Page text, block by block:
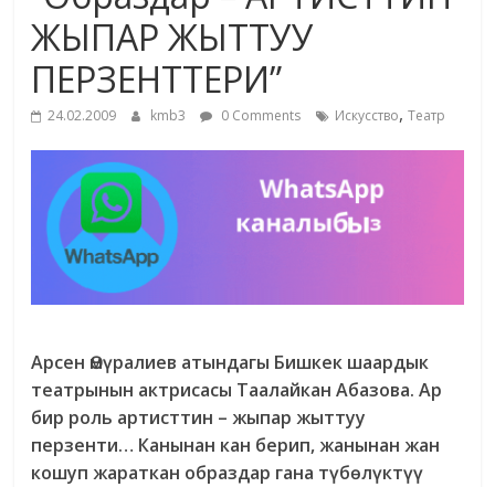
маданияты
жана
адабияты
ЖЫПАР ЖЫТТУУ
ПЕРЗЕНТТЕРИ”
24.02.2009 kmb3 0 Comments Искусство,Театр
Арсен Өмүралиев атындагы Бишкек шаардык
театрынын актрисасы Таалайкан Абазова. Ар
бир роль артисттин – жыпар жыттуу
перзенти… Канынан кан берип, жанынан жан
кошуп жараткан образдар гана түбөлүктүү